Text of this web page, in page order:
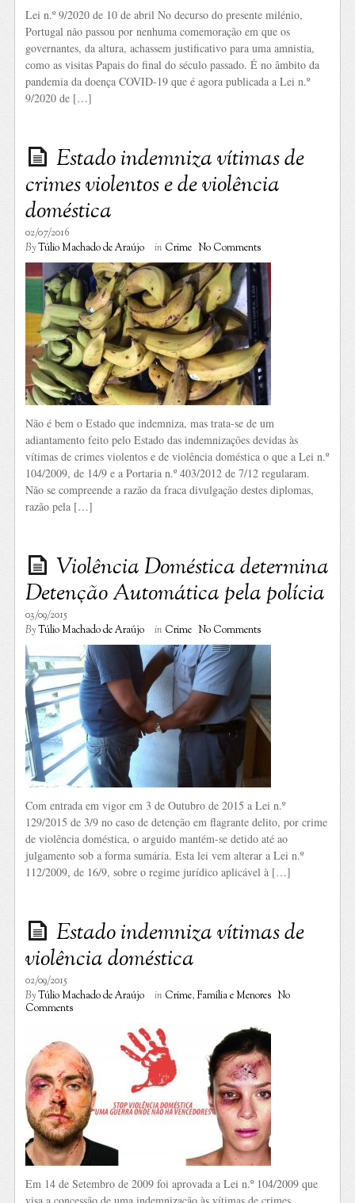
Lei n.º 9/2020 de 10 de abril No decurso do presente milénio,
Portugal não passou por nenhuma comemoração em que os
governantes, da altura, achassem justificativo para uma amnistia,
como as visitas Papais do final do século passado. É no âmbito da
pandemia da doença COVID-19 que é agora publicada a Lei n.º
9/2020 de […]
Estado indemniza vítimas de
crimes violentos e de violência
doméstica
02/07/2016
ByTúlio Machado de Araújo in Crime No Comments
Não é bem o Estado que indemniza, mas trata-se de um
adiantamento feito pelo Estado das indemnizações devidas às
vítimas de crimes violentos e de violência doméstica o que a Lei n.º
104/2009, de 14/9 e a Portaria n.º 403/2012 de 7/12 regularam.
Não se compreende a razão da fraca divulgação destes diplomas,
razão pela […]
Violência Doméstica determina
Detenção Automática pela polícia
03/09/2015
ByTúlio Machado de Araújo in Crime No Comments
Com entrada em vigor em 3 de Outubro de 2015 a Lei n.º
129/2015 de 3/9 no caso de detenção em flagrante delito, por crime
de violência doméstica, o arguido mantém-se detido até ao
julgamento sob a forma sumária. Esta lei vem alterar a Lei n.º
112/2009, de 16/9, sobre o regime jurídico aplicável à […]
Estado indemniza vítimas de
violência doméstica
02/09/2015
ByTúlio Machado de Araújo in Crime,Familia e Menores No
Comments
Em 14 de Setembro de 2009 foi aprovada a Lei n.º 104/2009 que
visa a concessão de uma indemnização às vítimas de crimes